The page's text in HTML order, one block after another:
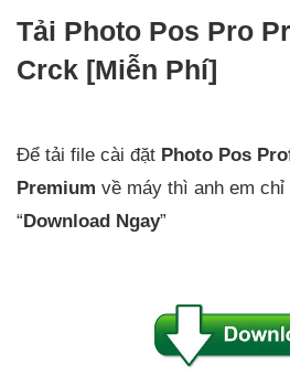
Tải Photo Pos Pro
Crck [Miễn Phí]
Để tải file cài đặt Photo Pos
Premium về máy thì anh em
“Download Ngay”